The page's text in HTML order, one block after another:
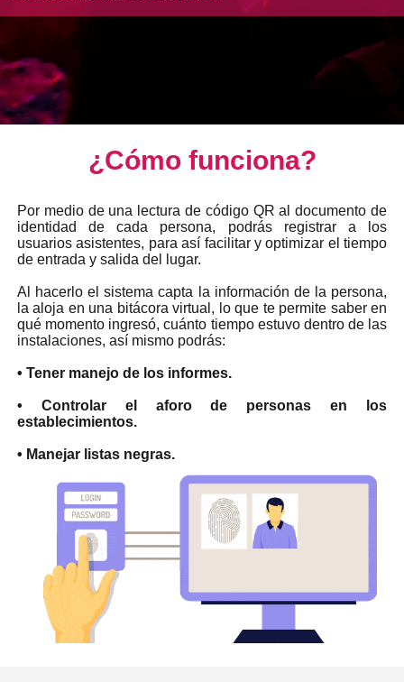
¿Cómo funciona?
Por medio de una lectura de código QR al documento de
identidad de cada persona, podrás registrar a los
usuarios asistentes, para así facilitar y optimizar el tiempo
de entrada y salida del lugar.
Al hacerlo el sistema capta la información de la persona,
la aloja en una bitácora virtual, lo que te permite saber en
qué momento ingresó, cuánto tiempo estuvo dentro de las
instalaciones, así mismo podrás:
• Tener manejo de los informes.
• Controlar el aforo de personas en los
establecimientos.
• Manejar listas negras.